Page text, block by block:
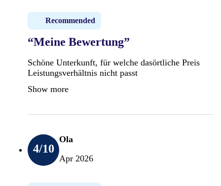
Recommended
“Meine Bewertung”
Schöne Unterkunft, für welche dasörtliche Preis
Leistungsverhältnis nicht passt
Show more
4/10
Ola
Apr 2026